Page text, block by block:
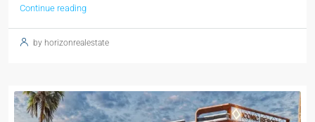
Continue reading
by horizonrealestate